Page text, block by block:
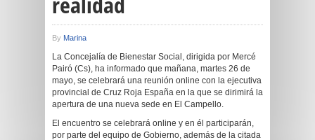
By Marina
La Concejalía de Bienestar Social, dirigida por Mercé
Pairó (Cs), ha informado que mañana, martes 26 de
mayo, se celebrará una reunión online con la ejecutiva
provincial de Cruz Roja España en la que se dirimirá la
apertura de una nueva sede en El Campello.
El encuentro se celebrará online y en él participarán,
por parte del equipo de Gobierno, además de la citada